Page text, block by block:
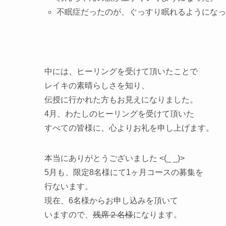
不眠症だったのが、ぐっすり眠れるようにな
中には、ヒーリングを受けて頂いたことで
レイキの素晴らしさを知り、
伝授に行かれた方もお見えになりました。
4月、わたしのヒーリングを受けて頂いた
すべての皆様に、心よりお礼を申し上げます。
本当にありがとうございました <(_ _)>
5月も、限定8名様にて1ヶ月コースの募集を
行ないます。
現在、6名様からお申し込みを頂いて
いますので、 残席２名様になります。